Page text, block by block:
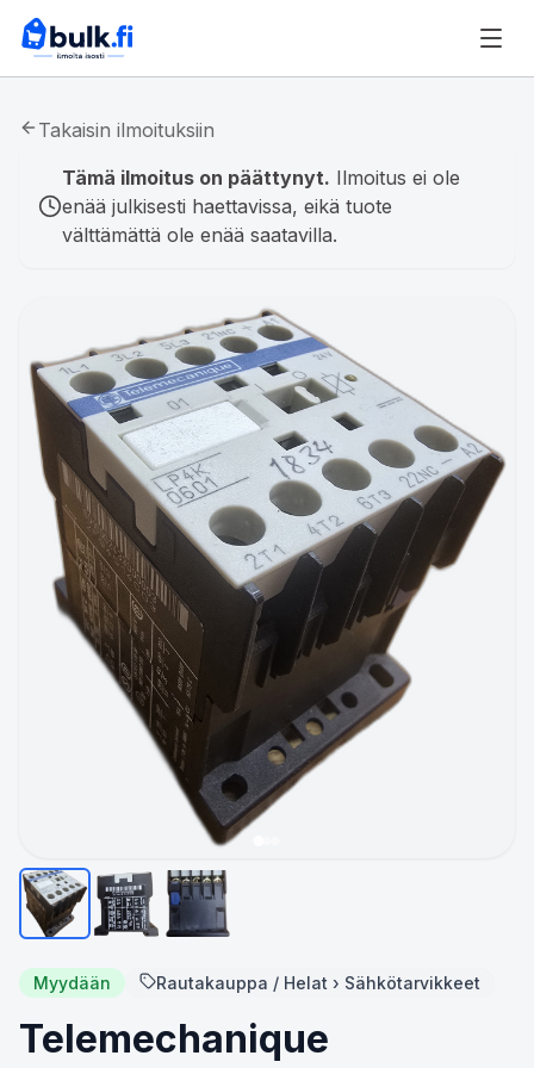
Takaisin ilmoituksiin
Tämä ilmoitus on päättynyt. Ilmoitus ei ole
enää julkisesti haettavissa, eikä tuote
välttämättä ole enää saatavilla.
Myydään Rautakauppa / Helat › Sähkötarvikkeet
Telemechanique